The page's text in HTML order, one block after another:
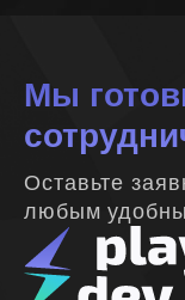
Мы
Оставьте
любым